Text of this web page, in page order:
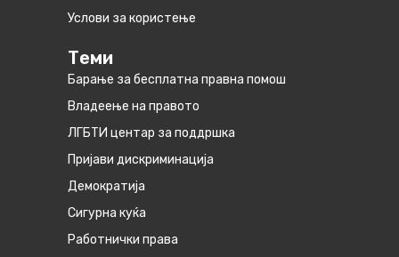
Услови за користење
Теми
Барање за бесплатна правна помош
Владеење на правото
ЛГБТИ центар за поддршка
Пријави дискриминација
Демократија
Сигурна куќа
Работнички права